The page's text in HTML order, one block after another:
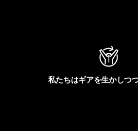
私たちはギアを生かしつ